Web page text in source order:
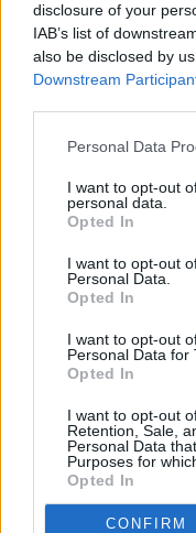
disclosure of your
IAB’s list of
also be disclosed by
Downstream
Personal Data
I want to opt-out
personal data.
Opted In
I want to opt-out
Personal Data.
Opted In
I want to opt-out
Personal Data for
Opted In
I want to opt-out
Retention, Sale,
Personal Data
Purposes for
Opted In
CONFIRM
stazionarie o in lieve
generalmente comprese
costa. Venti: deboli in
Previous article
Maltempo, allerta
domani anche in
Romagna